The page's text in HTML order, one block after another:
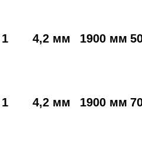
1 4,2 мм 1900 мм
1 4,2 мм 1900 мм